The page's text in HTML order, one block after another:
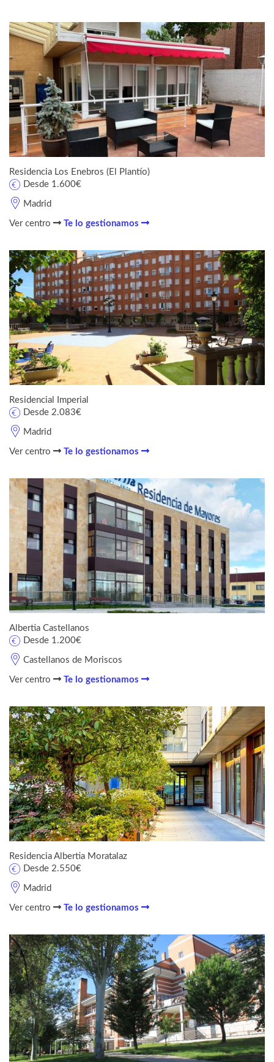
Residencia Los Enebros (El Plantío)
Madrid
Desde 1.600€
Ver centro Te lo gestionamos
Residencial Imperial
Madrid
Desde 2.083€
Ver centro Te lo gestionamos
Albertia Castellanos
Castellanos de Moriscos
Desde 1.200€
Ver centro Te lo gestionamos
Residencia Albertia Moratalaz
Madrid
Desde 2.550€
Ver centro Te lo gestionamos